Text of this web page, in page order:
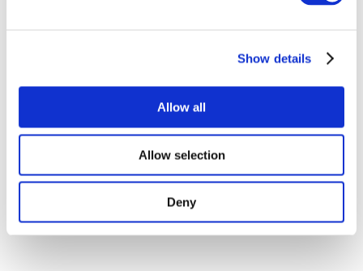
Show details
Allow all
Allow selection
Deny
Творческий вечер
Наше спецпредложение
Применить